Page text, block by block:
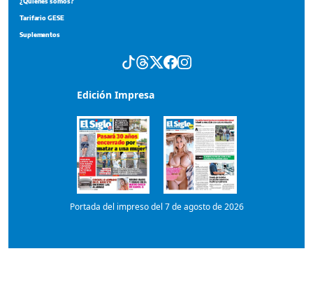
Portada del impreso del 7 de agosto de 2026